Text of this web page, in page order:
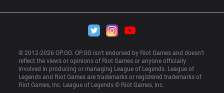
© 2012-2026 OP.GG. OP.GG isn’t endorsed by Riot Games and doesn’t
reflect the views or opinions of Riot Games or anyone officially
involved in producing or managing League of Legends. League of
Legends and Riot Games are trademarks or registered trademarks of
Riot Games, Inc. League of Legends © Riot Games, Inc.